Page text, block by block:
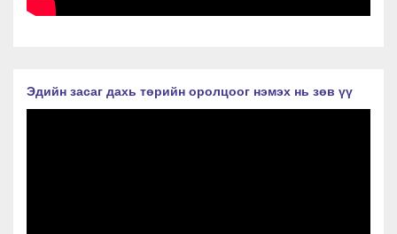
Эдийн засаг дахь төрийн оролцоог нэмэх нь зөв үү